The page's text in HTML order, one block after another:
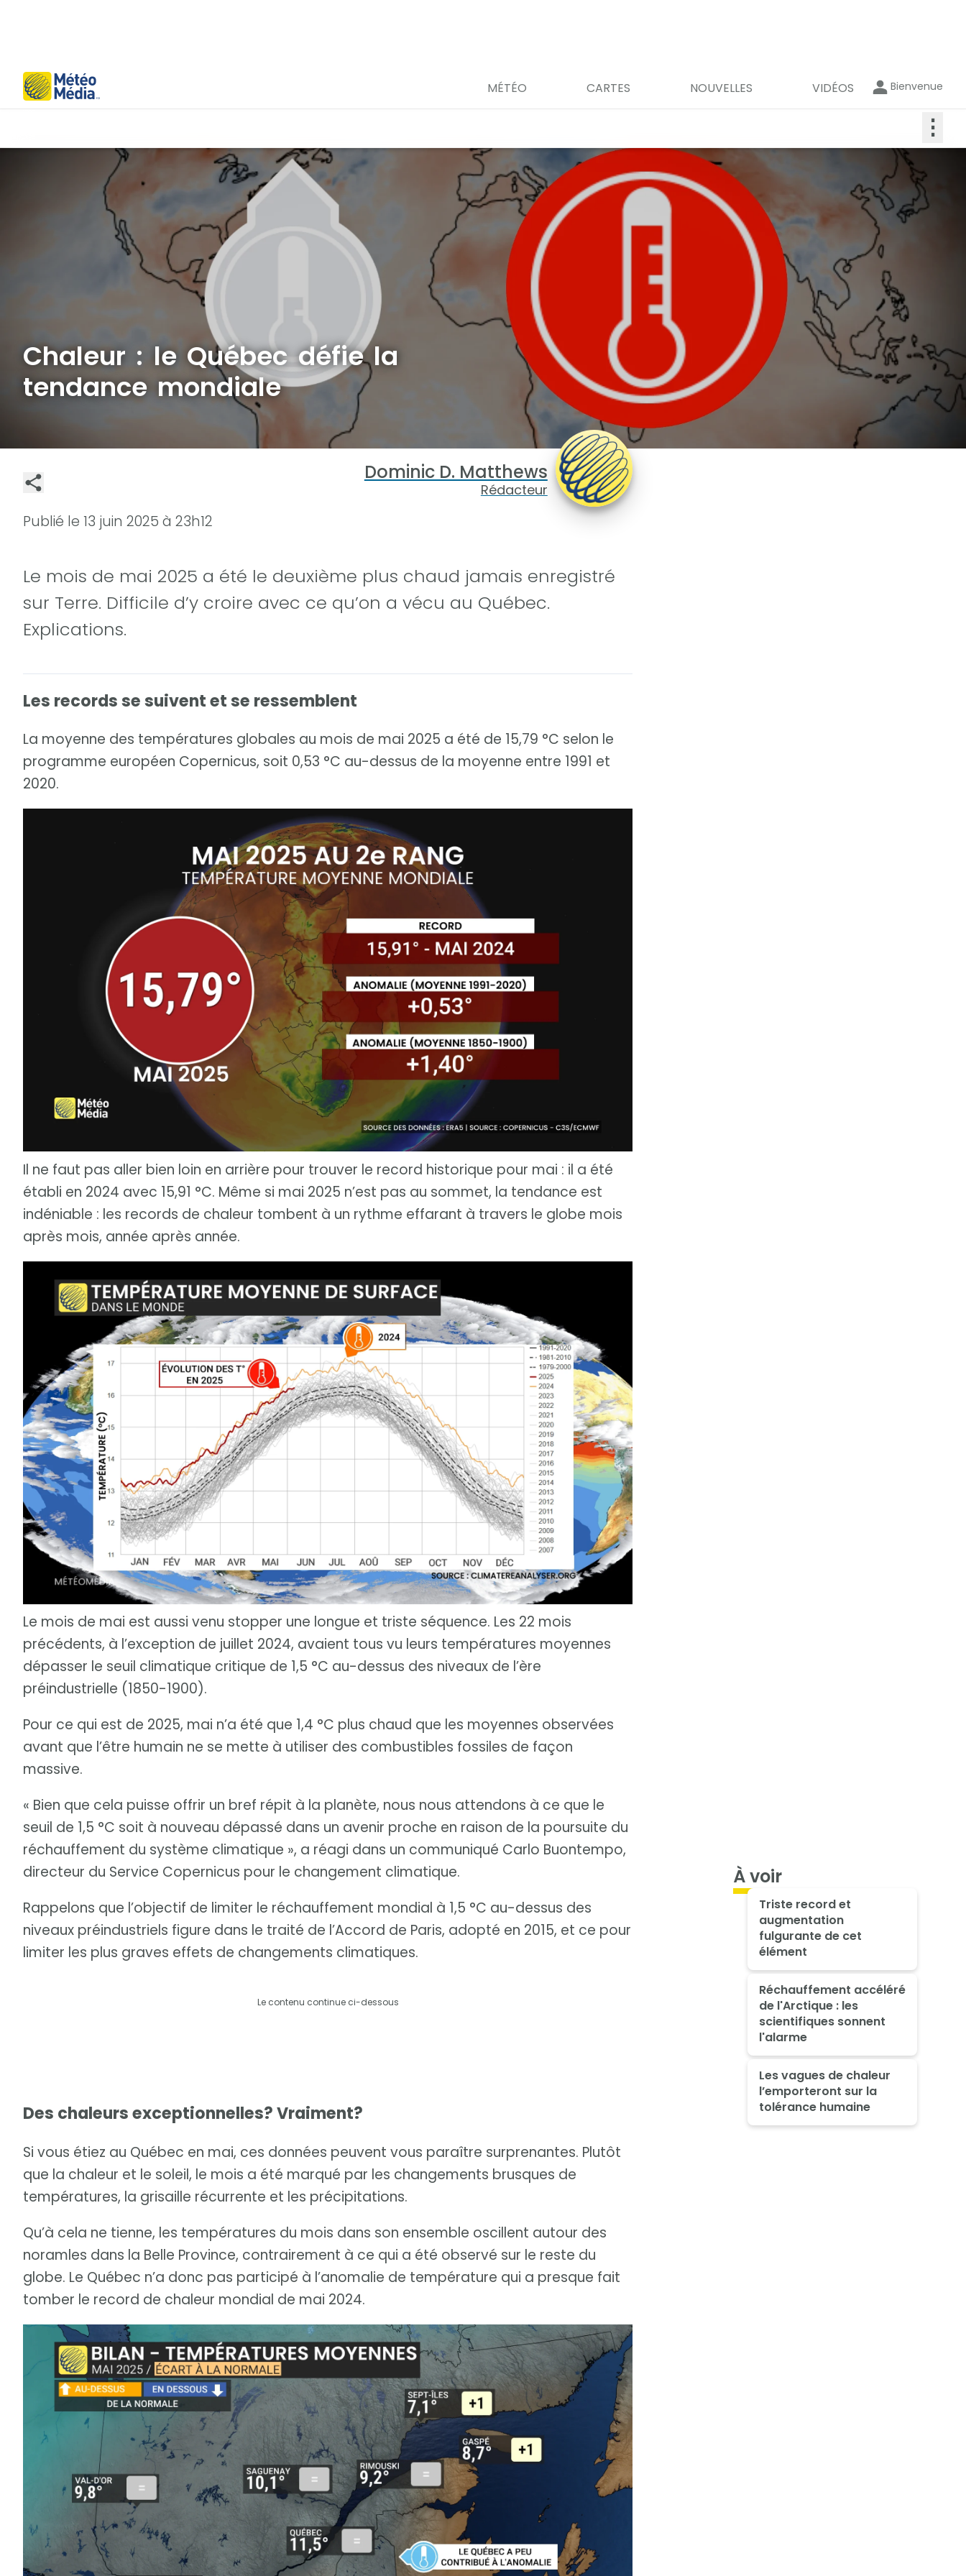
MÉTÉO CARTES NOUVELLES VIDÉOS Bienvenue
⋮
Chaleur : le Québec défie la
tendance mondiale
Dominic D. Matthews
Rédacteur
Publié le 13 juin 2025 à 23h12
Le mois de mai 2025 a été le deuxième plus chaud jamais enregistré
sur Terre. Difficile d’y croire avec ce qu’on a vécu au Québec.
Explications.
Les records se suivent et se ressemblent
La moyenne des températures globales au mois de mai 2025 a été de 15,79 °C selon le
programme européen Copernicus, soit 0,53 °C au-dessus de la moyenne entre 1991 et
2020.
Il ne faut pas aller bien loin en arrière pour trouver le record historique pour mai : il a été
établi en 2024 avec 15,91 °C. Même si mai 2025 n’est pas au sommet, la tendance est
indéniable : les records de chaleur tombent à un rythme effarant à travers le globe mois
après mois, année après année.
Le mois de mai est aussi venu stopper une longue et triste séquence. Les 22 mois
précédents, à l’exception de juillet 2024, avaient tous vu leurs températures moyennes
dépasser le seuil climatique critique de 1,5 °C au-dessus des niveaux de l’ère
préindustrielle (1850-1900).
Pour ce qui est de 2025, mai n’a été que 1,4 °C plus chaud que les moyennes observées
avant que l’être humain ne se mette à utiliser des combustibles fossiles de façon
massive.
« Bien que cela puisse offrir un bref répit à la planète, nous nous attendons à ce que le
seuil de 1,5 °C soit à nouveau dépassé dans un avenir proche en raison de la poursuite du
réchauffement du système climatique », a réagi dans un communiqué Carlo Buontempo,
directeur du Service Copernicus pour le changement climatique.
Rappelons que l’objectif de limiter le réchauffement mondial à 1,5 °C au-dessus des
niveaux préindustriels figure dans le traité de l’Accord de Paris, adopté en 2015, et ce pour
limiter les plus graves effets de changements climatiques.
Le contenu continue ci-dessous
Des chaleurs exceptionnelles? Vraiment?
Si vous étiez au Québec en mai, ces données peuvent vous paraître surprenantes. Plutôt
que la chaleur et le soleil, le mois a été marqué par les changements brusques de
températures, la grisaille récurrente et les précipitations.
Qu’à cela ne tienne, les températures du mois dans son ensemble oscillent autour des
noramles dans la Belle Province, contrairement à ce qui a été observé sur le reste du
globe. Le Québec n’a donc pas participé à l’anomalie de température qui a presque fait
tomber le record de chaleur mondial de mai 2024.
À voir
Triste record et
augmentation
fulgurante de cet
élément
Réchauffement accéléré
de l'Arctique : les
scientifiques sonnent
l'alarme
Les vagues de chaleur
l’emporteront sur la
tolérance humaine